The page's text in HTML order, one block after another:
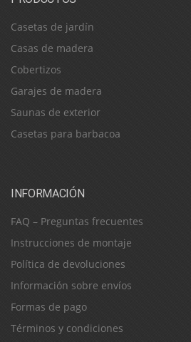
Casetas de jardín
Casas de madera
Cobertizos
Garajes de madera
Saunas de exterior
Casetas para barbacoa
INFORMACIÓN
FAQ – Preguntas frecuentes
Instrucciones de montaje
Política de devoluciones
Información sobre envíos
Formas de pago
Términos y condiciones